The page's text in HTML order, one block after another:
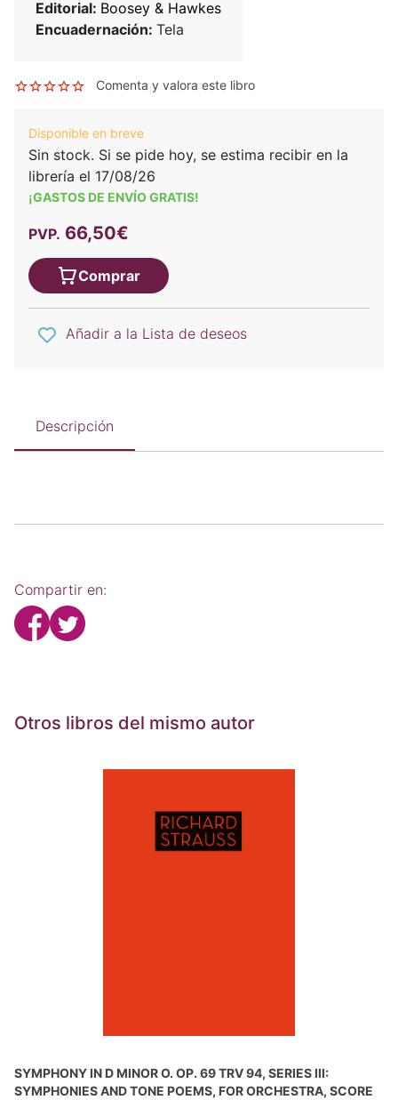
Editorial: Boosey & Hawkes
Encuadernación: Tela
Comenta y valora este libro
Disponible en breve
Sin stock. Si se pide hoy, se estima recibir en la
librería el 17/08/26
¡GASTOS DE ENVÍO GRATIS!
PVP. 66,50€
Comprar
Añadir a la Lista de deseos
Descripción
Compartir en:
Otros libros del mismo autor
SYMPHONY IN D MINOR O. OP. 69 TRV 94, SERIES III:
SYMPHONIES AND TONE POEMS, FOR ORCHESTRA, SCORE